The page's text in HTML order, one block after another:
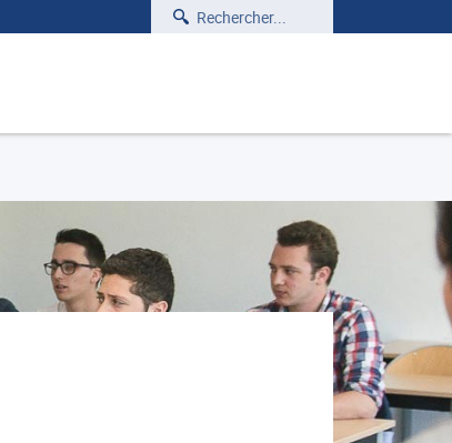
Rechercher